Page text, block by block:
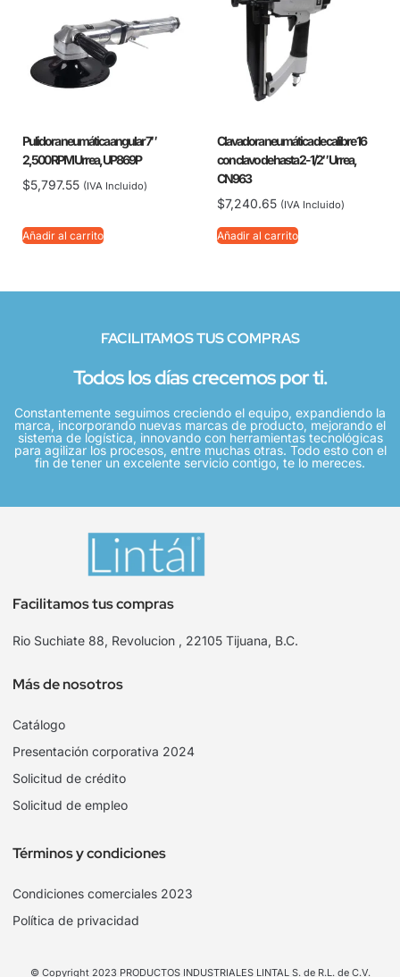
Pulidora neumática angular 7″
2,500 RPM Urrea, UP869P
$5,797.55 (IVA Incluido)
Añadir al carrito
Clavadora neumática de calibre 16
con clavo de hasta 2-1/2″ Urrea,
CN963
$7,240.65 (IVA Incluido)
Añadir al carrito
FACILITAMOS TUS COMPRAS
Todos los días crecemos por ti.
Constantemente seguimos creciendo el equipo, expandiendo la
marca, incorporando nuevas marcas de producto, mejorando el
sistema de logística, innovando con herramientas tecnológicas
para agilizar los procesos, entre muchas otras. Todo esto con el
fin de tener un excelente servicio contigo, te lo mereces.
Facilitamos tus compras
Rio Suchiate 88, Revolucion , 22105 Tijuana, B.C.
Más de nosotros
Catálogo
Presentación corporativa 2024
Solicitud de crédito
Solicitud de empleo
Términos y condiciones
Condiciones comerciales 2023
Política de privacidad
© Copyright 2023 PRODUCTOS INDUSTRIALES LINTAL S. de R.L. de C.V.